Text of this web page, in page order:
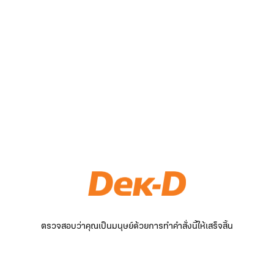
ตรวจสอบว่าคุณเป็นมนุษย์ด้วยการทำคำสั่งนี้ให้เสร็จสิ้น